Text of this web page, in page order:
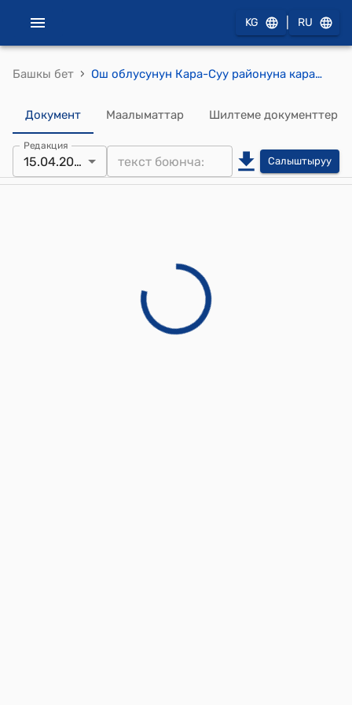
KG RU
Башкы бет › Ош облусунун Кара-Суу районуна караштуу Ала-Тоо айыл аймагынын айылдык кеңешинин 2024-жылдын 15-апрели № 2 Ала-Тоо айылдык кеңешинин иш кагаздарын жүргүзүү үчүн штат бирдигин кароо жөнүндө токтому
Документ Маалыматтар Шилтеме документтер
Редакция
15.04.2024 Салыштыруу